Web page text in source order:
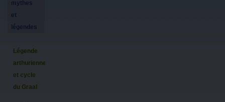
mythes
et
légendes
Légende
arthurienne
et cycle
du Graal